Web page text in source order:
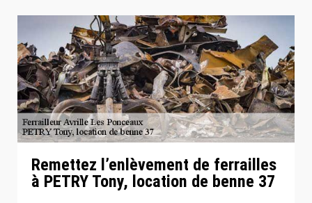
Remettez l’enlèvement de ferrailles
à PETRY Tony, location de benne 37